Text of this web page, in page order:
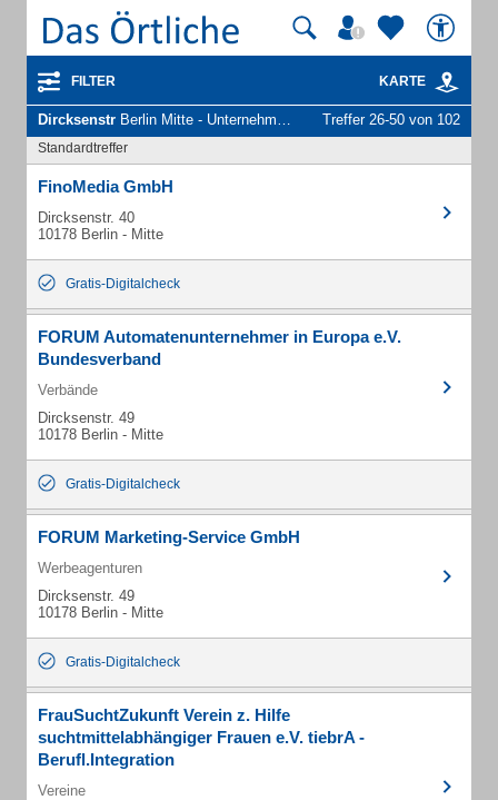
FILTER KARTE
Dircksenstr Berlin Mitte - Unternehmen und Personen Treffer 26-50 von 102
Standardtreffer
FinoMedia GmbH
Dircksenstr. 40
10178 Berlin - Mitte
Gratis-Digitalcheck
FORUM Automatenunternehmer in Europa e.V.
Bundesverband
Verbände
Dircksenstr. 49
10178 Berlin - Mitte
Gratis-Digitalcheck
FORUM Marketing-Service GmbH
Werbeagenturen
Dircksenstr. 49
10178 Berlin - Mitte
Gratis-Digitalcheck
FrauSuchtZukunft Verein z. Hilfe
suchtmittelabhängiger Frauen e.V. tiebrA -
Berufl.Integration
Vereine